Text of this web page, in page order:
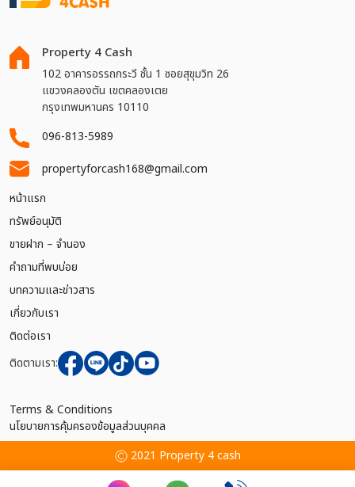
Property 4 Cash
102 อาคารอรรถกระวี ชั้น 1 ซอยสุขุมวิท 26
แขวงคลองตัน เขตคลองเตย
กรุงเทพมหานคร 10110
096-813-5989
propertyforcash168@gmail.com
หน้าแรก
ทรัพย์อนุมัติ
ขายฝาก – จำนอง
คำถามที่พบบ่อย
บทความและข่าวสาร
เกี่ยวกับเรา
ติดต่อเรา
ติดตามเรา:
Terms & Conditions
นโยบายการคุ้มครองข้อมูลส่วนบุคคล
2021 Property 4 cash